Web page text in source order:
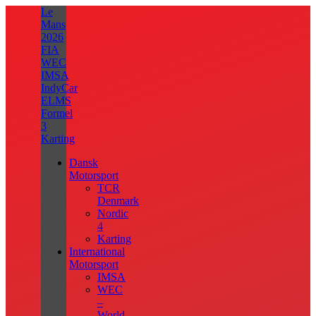
Le
Mans
2026
FIA
WEC
IMSA
IndyCar
ELMS
Formel
3
Karting
Dansk
Motorsport
TCR
Denmark
Nordic
4
Karting
International
Motorsport
IMSA
WEC
–